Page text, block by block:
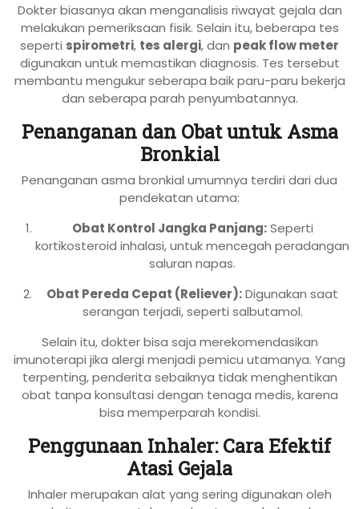
Dokter biasanya akan menganalisis riwayat gejala dan
melakukan pemeriksaan fisik. Selain itu, beberapa tes
seperti spirometri, tes alergi, dan peak flow meter
digunakan untuk memastikan diagnosis. Tes tersebut
membantu mengukur seberapa baik paru-paru bekerja
dan seberapa parah penyumbatannya.
Penanganan dan Obat untuk Asma
Bronkial
Penanganan asma bronkial umumnya terdiri dari dua
pendekatan utama:
Obat Kontrol Jangka Panjang:Seperti
kortikosteroid inhalasi, untuk mencegah peradangan
saluran napas.
Obat Pereda Cepat (Reliever):Digunakan saat
serangan terjadi, seperti salbutamol.
Selain itu, dokter bisa saja merekomendasikan
imunoterapi jika alergi menjadi pemicu utamanya. Yang
terpenting, penderita sebaiknya tidak menghentikan
obat tanpa konsultasi dengan tenaga medis, karena
bisa memperparah kondisi.
Penggunaan Inhaler: Cara Efektif
Atasi Gejala
Inhaler merupakan alat yang sering digunakan oleh